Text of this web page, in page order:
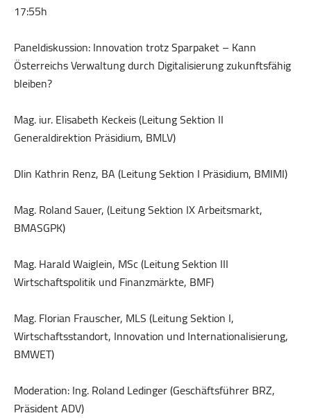
17:55h
Paneldiskussion: Innovation trotz Sparpaket – Kann
Österreichs Verwaltung durch Digitalisierung zukunftsfähig
bleiben?
Mag. iur. Elisabeth Keckeis (Leitung Sektion II
Generaldirektion Präsidium, BMLV)
DIin Kathrin Renz, BA (Leitung Sektion I Präsidium, BMIMI)
Mag. Roland Sauer, (Leitung Sektion IX Arbeitsmarkt,
BMASGPK)
Mag. Harald Waiglein, MSc (Leitung Sektion III
Wirtschaftspolitik und Finanzmärkte, BMF)
Mag. Florian Frauscher, MLS (Leitung Sektion I,
Wirtschaftsstandort, Innovation und Internationalisierung,
BMWET)
Moderation: Ing. Roland Ledinger (Geschäftsführer BRZ,
Präsident ADV)